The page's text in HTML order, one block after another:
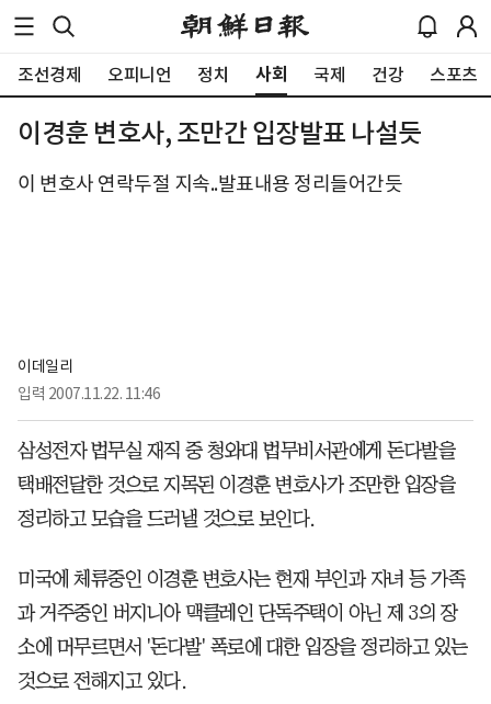
조선경제 오피니언 정치 사회 국제 건강 스포츠
이경훈 변호사, 조만간 입장발표 나설듯
이 변호사 연락두절 지속..발표내용 정리들어간듯
이데일리
입력 2007.11.22. 11:46
삼성전자 법무실 재직 중 청와대 법무비서관에게 돈다발을
택배전달한 것으로 지목된 이경훈 변호사가 조만한 입장을
정리하고 모습을 드러낼 것으로 보인다.
미국에 체류중인 이경훈 변호사는 현재 부인과 자녀 등 가족
과 거주중인 버지니아 맥클레인 단독주택이 아닌 제 3의 장
소에 머무르면서 '돈다발' 폭로에 대한 입장을 정리하고 있는
것으로 전해지고 있다.